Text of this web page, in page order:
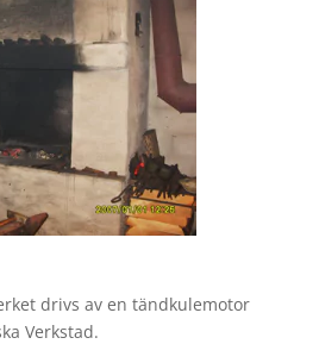
drivs av en tändkulemotor
Verkstad.